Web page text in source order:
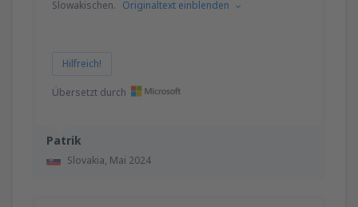
Patrik
Slovakia, Mai 2024
Slowakischen. Originaltext einblenden
Hilfreich!
Übersetzt durch